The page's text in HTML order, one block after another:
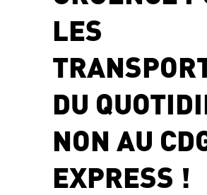
LES
DU
NON AU
EXPRESS !